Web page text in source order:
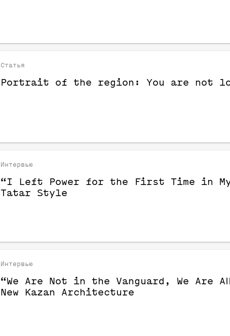
Статья
Portrait of the region: You are not
Интервью
“I Left Power for the First Time in
Tatar Style
Интервью
“We Are Not in the Vanguard, We Are
New Kazan Architecture